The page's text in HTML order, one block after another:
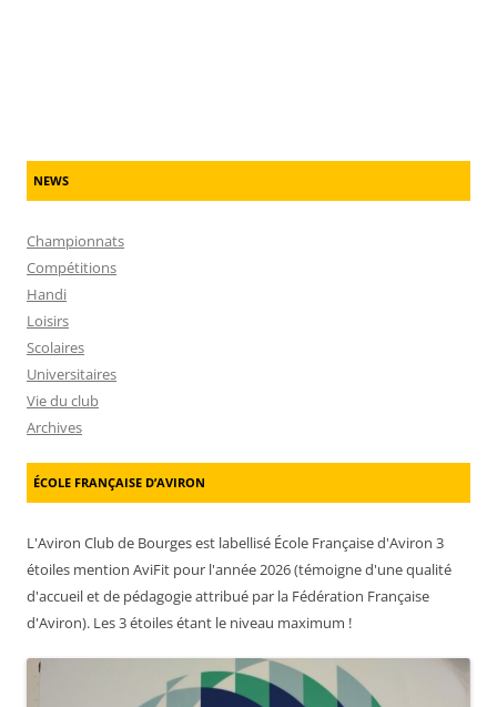
NEWS
Championnats
Compétitions
Handi
Loisirs
Scolaires
Universitaires
Vie du club
Archives
ÉCOLE FRANÇAISE D’AVIRON
L'Aviron Club de Bourges est labellisé École Française d'Aviron 3
étoiles mention AviFit pour l'année 2026 (témoigne d'une qualité
d'accueil et de pédagogie attribué par la Fédération Française
d'Aviron). Les 3 étoiles étant le niveau maximum !